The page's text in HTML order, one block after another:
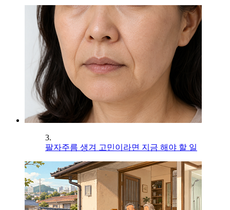
3.
팔자주름 생겨 고민이라면 지금 해야 할 일